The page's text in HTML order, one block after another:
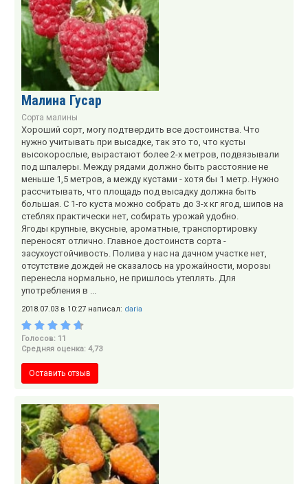
Малина Гусар
Сорта малины
Хороший сорт, могу подтвердить все достоинства. Что
нужно учитывать при высадке, так это то, что кусты
высокорослые, вырастают более 2-х метров, подвязывали
под шпалеры. Между рядами должно быть расстояние не
меньше 1,5 метров, а между кустами - хотя бы 1 метр. Нужно
рассчитывать, что площадь под высадку должна быть
большая. С 1-го куста можно собрать до 3-х кг ягод, шипов на
стеблях практически нет, собирать урожай удобно.
Ягоды крупные, вкусные, ароматные, транспортировку
переносят отлично. Главное достоинств сорта -
засухоустойчивость. Полива у нас на дачном участке нет,
отсутствие дождей не сказалось на урожайности, морозы
перенесла нормально, не пришлось утеплять. Для
употребления в ...
2018.07.03 в 10:27 написал: daria
Голосов: 11
Средняя оценка: 4,73
Оставить отзыв